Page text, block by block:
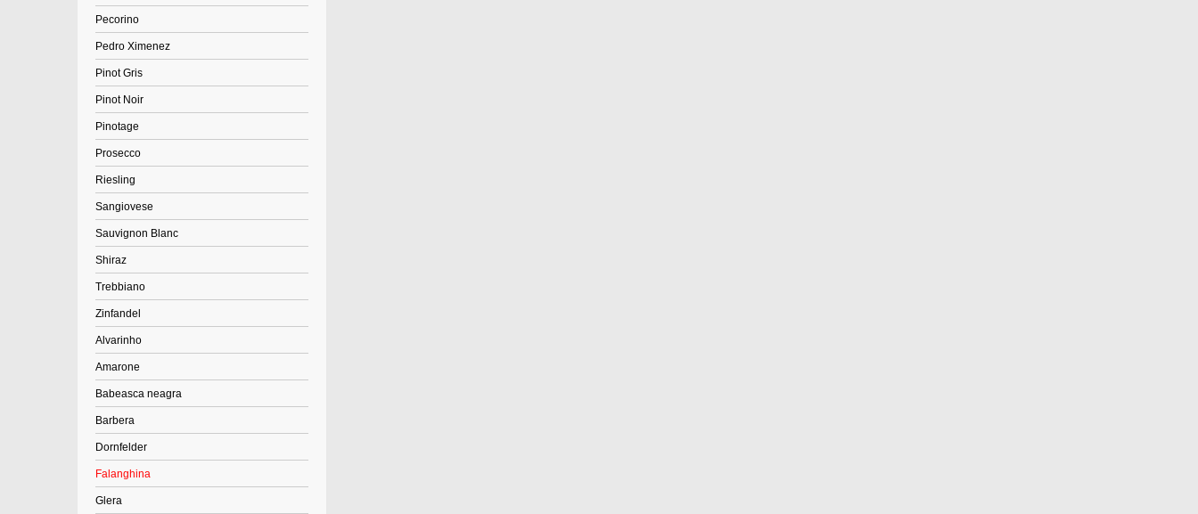
Pecorino
Pedro Ximenez
Pinot Gris
Pinot Noir
Pinotage
Prosecco
Riesling
Sangiovese
Sauvignon Blanc
Shiraz
Trebbiano
Zinfandel
Alvarinho
Amarone
Babeasca neagra
Barbera
Dornfelder
Falanghina
Glera